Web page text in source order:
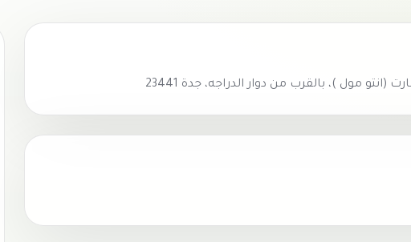
مول )، بالقرب من دوار الدراجه، جدة 23441